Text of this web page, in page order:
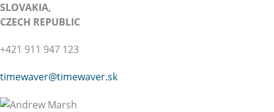
SLOVAKIA,
CZECH REPUBLIC
+421 911 947 123
timewaver@timewaver.sk